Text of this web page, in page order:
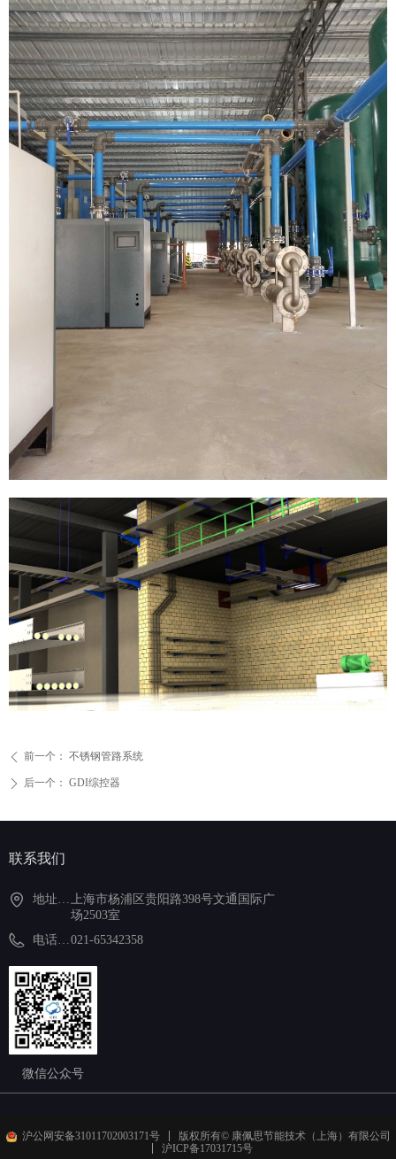
ꄴ 前一个： 不锈钢管路系统
ꄲ 后一个： GDI综控器
联系我们
地址：上海市杨浦区贵阳路398号文通国际广场2503室
上海市杨浦区贵阳路398号文通国际广
场2503室
电话021-65342358
021-65342358
微信公众号
沪公网安备31011702003171号
版权所有© 康佩思节能技术（上海）有限公司
沪ICP备17031715号